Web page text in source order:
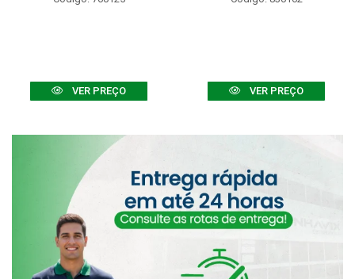
VER PREÇO VER PREÇO